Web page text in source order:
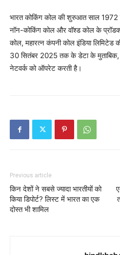
भारत कोकिंग कोल की शुरुआत साल 1972
नॉन-कोकिंग कोल और वॉश्ड कोल के
कोल, महारत्न कंपनी कोल इंडिया लिमिटेड
30 सितंबर 2025 तक के डेटा के
नेटवर्क को ऑपरेट करती है।
Previous article
किन देशों ने सबसे ज्यादा भारतीयों को
किया डिपोर्ट? लिस्ट में भारत का एक
दोस्त भी शामिल